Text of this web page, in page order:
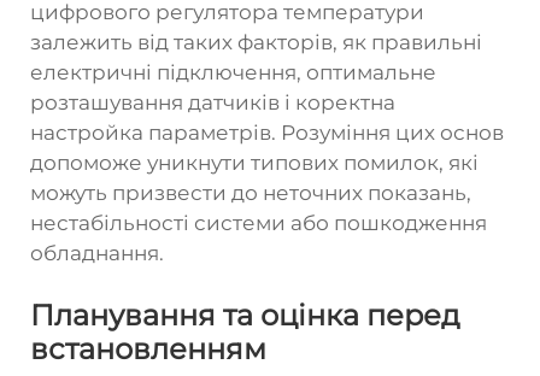
цифрового регулятора температури
залежить від таких факторів, як правильні
електричні підключення, оптимальне
розташування датчиків і коректна
настройка параметрів. Розуміння цих основ
допоможе уникнути типових помилок, які
можуть призвести до неточних показань,
нестабільності системи або пошкодження
обладнання.
Планування та оцінка перед
встановленням